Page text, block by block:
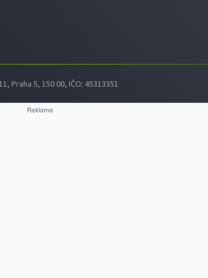
Praha 5, 150 00, IČO: 45313351